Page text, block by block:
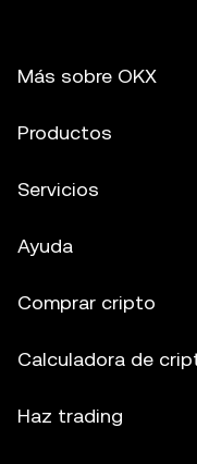
Más sobre OKX
Productos
Servicios
Ayuda
Comprar cripto
Calculadora de
Haz trading